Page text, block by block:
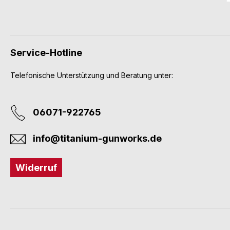
Service-Hotline
Telefonische Unterstützung und Beratung unter:
06071-922765
info@titanium-gunworks.de
Widerruf